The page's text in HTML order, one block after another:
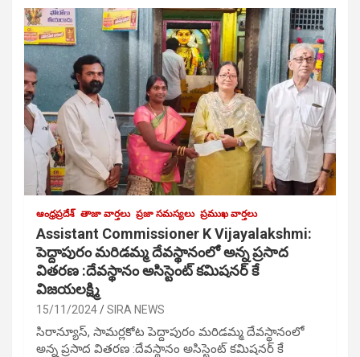
ఆంధ్రప్రదేశ్ తాజా వార్తలు ప్రజా సమస్యలు ప్రముఖ వార్తలు
Assistant Commissioner K Vijayalakshmi:
పెద్దాపురం మరిడమ్మ దేవస్థానంలో అన్న ప్రసాద
వితరణ :దేవస్థానం అసిస్టెంట్ కమిషనర్ కే
విజయలక్ష్మి
15/11/2024 SIRA NEWS
సిరాన్యూస్, సామర్లకోట పెద్దాపురం మరిడమ్మ దేవస్థానంలో
అన్న ప్రసాద వితరణ :దేవస్థానం అసిస్టెంట్ కమిషనర్ కే